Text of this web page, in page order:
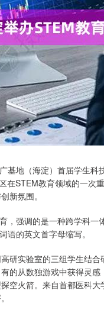
基地（海淀）首届学生
在STEM教育领域的一次
新氛围。
，强调的是一种跨学科
语的英文首字母缩写。
研实验室的三组学生结
的从数独游戏中获得灵
空火箭。来自首都医科